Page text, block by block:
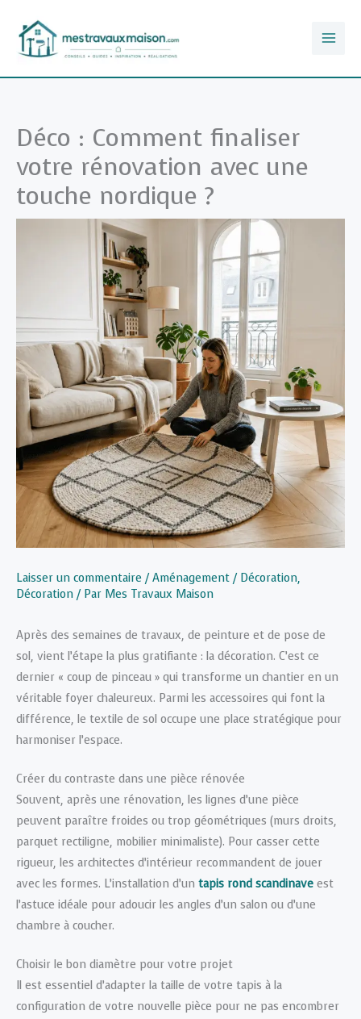
contenu
Déco : Comment finaliser
votre rénovation avec une
touche nordique ?
Laisser un commentaire /Aménagement / Décoration,
Décoration / Par Mes Travaux Maison
Après des semaines de travaux, de peinture et de pose de
sol, vient l’étape la plus gratifiante : la décoration. C’est ce
dernier « coup de pinceau » qui transforme un chantier en un
véritable foyer chaleureux. Parmi les accessoires qui font la
différence, le textile de sol occupe une place stratégique pour
harmoniser l’espace.
Créer du contraste dans une pièce rénovée
Souvent, après une rénovation, les lignes d’une pièce
peuvent paraître froides ou trop géométriques (murs droits,
parquet rectiligne, mobilier minimaliste). Pour casser cette
rigueur, les architectes d’intérieur recommandent de jouer
avec les formes. L’installation d’un tapis rond scandinave est
l’astuce idéale pour adoucir les angles d’un salon ou d’une
chambre à coucher.
Choisir le bon diamètre pour votre projet
Il est essentiel d’adapter la taille de votre tapis à la
configuration de votre nouvelle pièce pour ne pas encombrer